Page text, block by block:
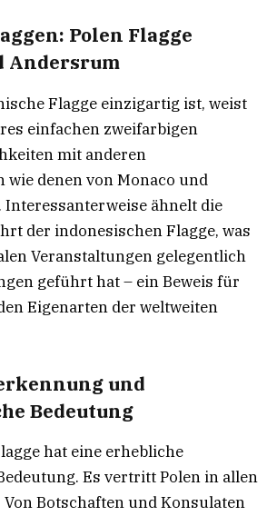
Polen Flagge
Andersrum
Flagge einzigartig ist, weist
einfachen zweifarbigen
mit anderen
wie denen von Monaco und
Interessanterweise ähnelt die
der indonesischen Flagge, was
Veranstaltungen gelegentlich
geführt hat – ein Beweis für
Eigenarten der weltweiten
und
Bedeutung
hat eine erhebliche
Es vertritt Polen in allen
Von Botschaften und Konsulaten